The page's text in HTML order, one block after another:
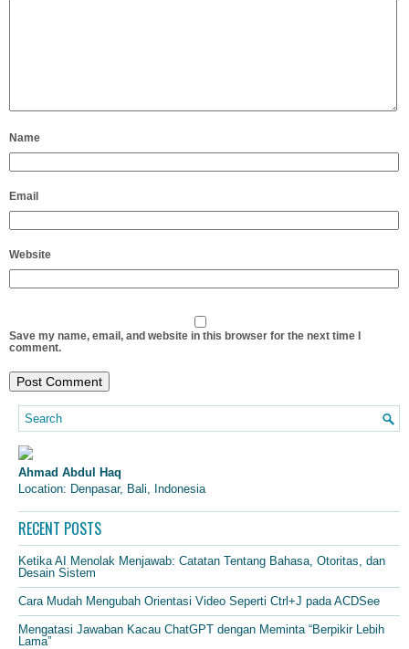
Name
Email
Website
Save my name, email, and website in this browser for the next time I
comment.
Ahmad Abdul Haq
Location: Denpasar, Bali, Indonesia
RECENT POSTS
Ketika AI Menolak Menjawab: Catatan Tentang Bahasa, Otoritas, dan
Desain Sistem
Cara Mudah Mengubah Orientasi Video Seperti Ctrl+J pada ACDSee
Mengatasi Jawaban Kacau ChatGPT dengan Meminta “Berpikir Lebih
Lama”